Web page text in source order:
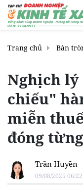
Trang chủ Bàn
Nghịch lý
chiếu"
miễn
đóng
Trần Huyền
09/08/2025